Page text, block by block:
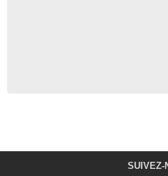
SUIVEZ-